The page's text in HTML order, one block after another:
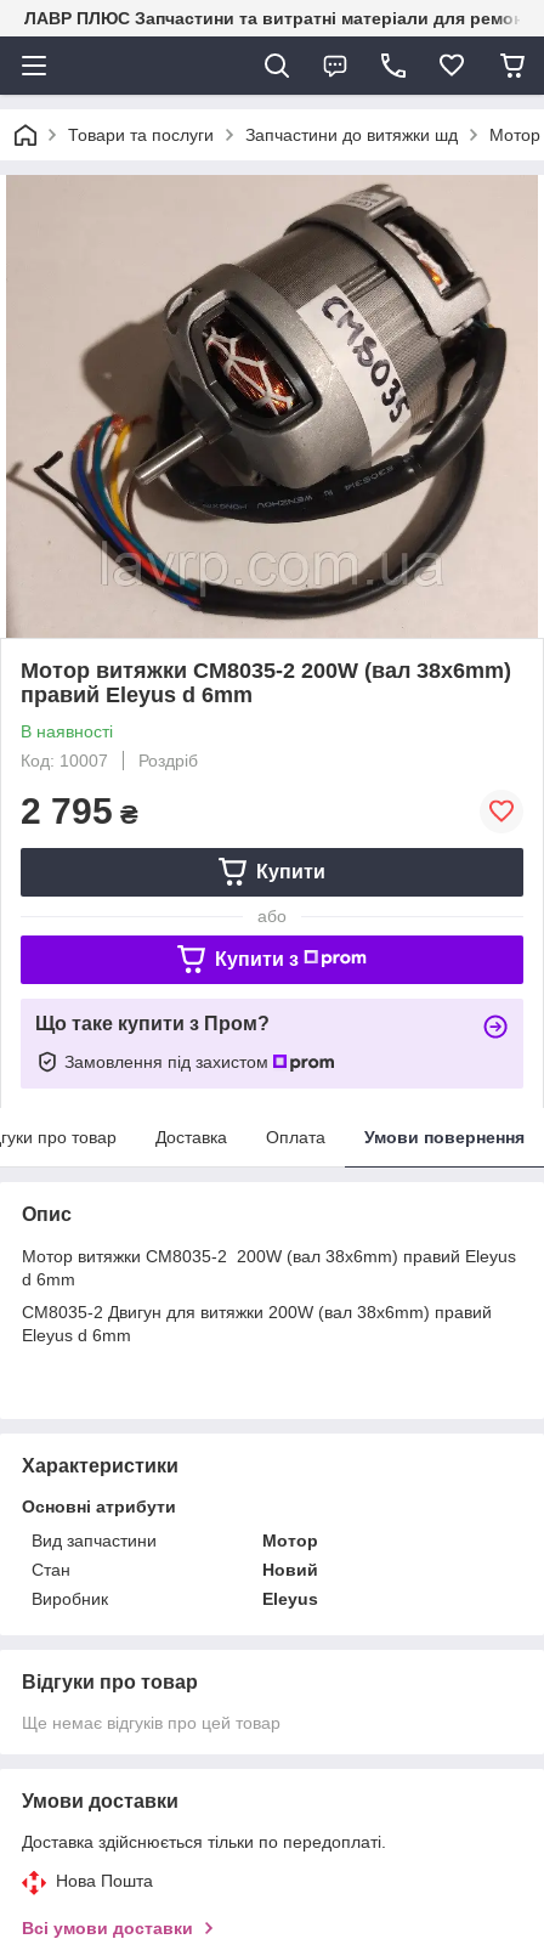
ЛАВР ПЛЮС Запчастини та витратні матеріали для ремонту
Товари та послуги Запчастини до витяжки шд Мотор
Мотор витяжки СМ8035-2 200W (вал 38х6mm)
правий Eleyus d 6mm
В наявності
Код: 10007
Роздріб
2 795 ₴
Купити
або
Купити з
Що таке купити з Пром?
Замовлення під захистом
про товар Доставка Оплата Умови повернення
Опис
Мотор витяжки СМ8035-2 200W (вал 38х6mm) правий Eleyus
d 6mm
СМ8035-2 Двигун для витяжки 200W (вал 38х6mm) правий
Eleyus d 6mm
Характеристики
Основні атрибути
Вид запчастини
Мотор
Стан
Новий
Виробник
Eleyus
Відгуки про товар
Ще немає відгуків про цей товар
Умови доставки
Доставка здійснюється тільки по передоплаті.
Нова Пошта
Всі умови доставки